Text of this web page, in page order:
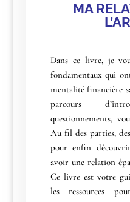
MA
Dans ce livre, je
fondamentaux qui
mentalité financière
parcours
questionnements,
Au fil des parties,
pour enfin
avoir une relation
Ce livre est votre
les ressources